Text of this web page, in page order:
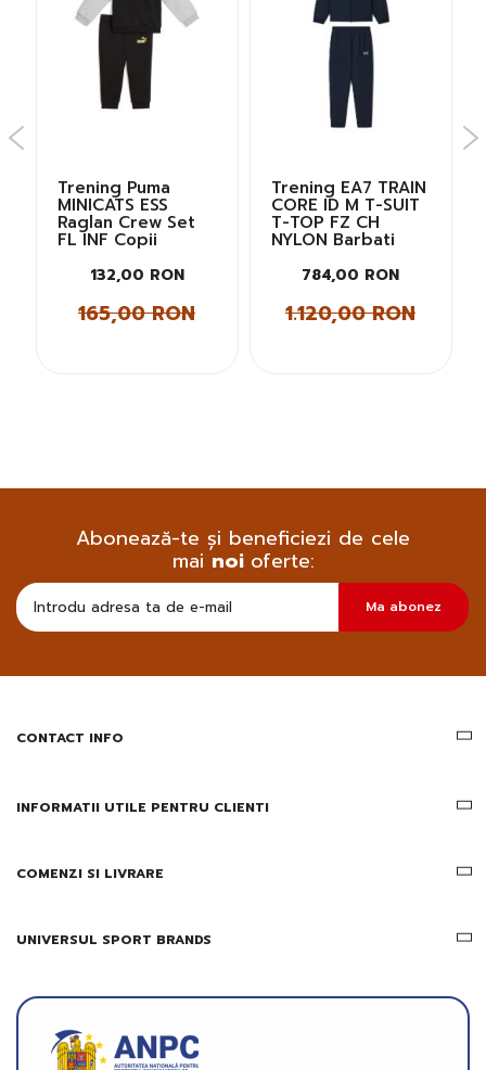
Trening Puma
MINICATS ESS
Raglan Crew Set
FL INF Copii
132,00 RON
165,00 RON
Trening EA7 TRAIN
CORE ID M T-SUIT
T-TOP FZ CH
NYLON Barbati
784,00 RON
1.120,00 RON
Abonează-te și beneficiezi de cele
mainoi oferte:
sa
primesc
informatii
Ma abonez
CONTACT INFO
INFORMATII UTILE PENTRU CLIENTI
COMENZI SI LIVRARE
UNIVERSUL SPORT BRANDS